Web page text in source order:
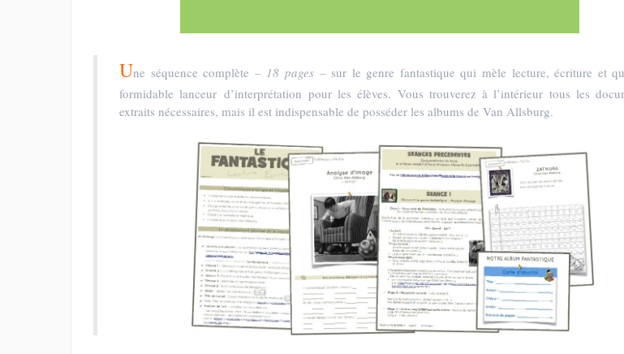
Une séquence complète – 18 pages –sur le genre fantastique qui mèle lecture, écriture et
formidable lanceur d’interprétation pour les élèves. Vous trouverez à l’intérieur tous les
extraits nécessaires, mais il est indispensable de posséder les albums de Van Allsburg.